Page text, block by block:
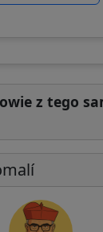
z tego